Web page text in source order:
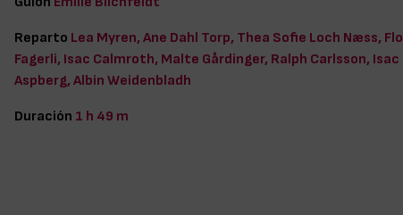
Reparto Lea Myren, Ane Dahl Torp, Thea Sofie Loch Næss, Flo
Fagerli, Isac Calmroth, Malte Gårdinger, Ralph Carlsson, Isac
Aspberg, Albin Weidenbladh
Duración 1 h 49 m